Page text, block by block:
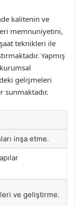
kalitenin ve
memnuniyetini,
teknikleri ile
Yapmış
gelişmeleri
sunmaktadır.
inşa etme.
ve geliştirme.